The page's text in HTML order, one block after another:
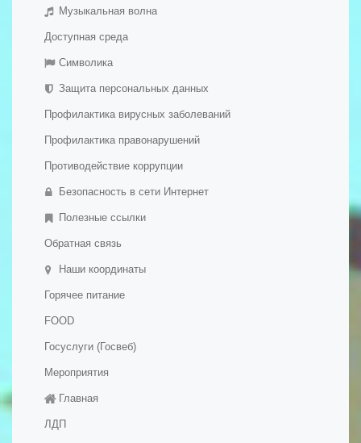
оснащенность образовательного процесса. Доступная
среда
- Платные образовательные услуги
обучающихся
- Международное сотрудничество
- Организация питания в образовательной организации
- Дополнительное образование детей и взрослых
Мероприятия
Дополнительная информация
Обратная связь
Музыкальная волна
Доступная среда
Символика
Защита персональных данных
Профилактика вирусных заболеваний
Профилактика правонарушений
Противодействие коррупции
Безопасность в сети Интернет
Полезные ссылки
Обратная связь
Наши координаты
Горячее питание
FOOD
Госуслуги (Госвеб)
Мероприятия
Главная
ЛДП